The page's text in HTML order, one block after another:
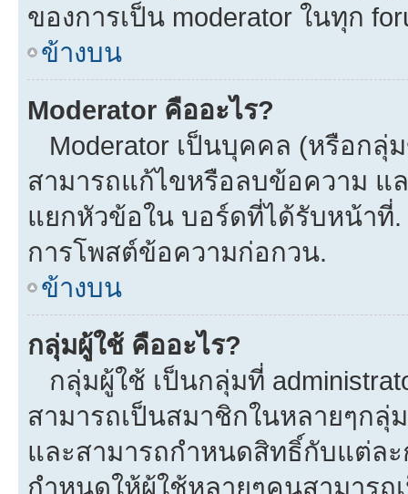
ของการเป็น moderator ในทุก
ข้างบน
Moderator คืออะไร?
Moderator เป็นบุคคล (หรือก
สามารถแก้ไขหรือลบข้อความ แ
แยกหัวข้อใน บอร์ดที่ได้รับหน้าที่.
การโพสต์ข้อความก่อกวน.
ข้างบน
กลุ่มผู้ใช้ คืออะไร?
กลุ่มผู้ใช้ เป็นกลุ่มที่
สามารถเป็นสมาชิกในหลายๆก
และสามารถกำหนดสิทธิ์กับแต่ละ
กำหนดให้ผู้ใช้หลายๆคนสามารถ